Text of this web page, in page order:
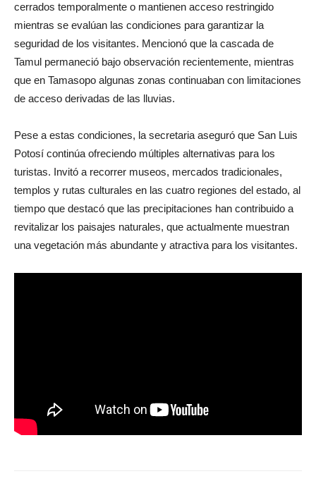
cerrados temporalmente o mantienen acceso restringido
mientras se evalúan las condiciones para garantizar la
seguridad de los visitantes. Mencionó que la cascada de
Tamul permaneció bajo observación recientemente, mientras
que en Tamasopo algunas zonas continuaban con limitaciones
de acceso derivadas de las lluvias.
Pese a estas condiciones, la secretaria aseguró que San Luis
Potosí continúa ofreciendo múltiples alternativas para los
turistas. Invitó a recorrer museos, mercados tradicionales,
templos y rutas culturales en las cuatro regiones del estado, al
tiempo que destacó que las precipitaciones han contribuido a
revitalizar los paisajes naturales, que actualmente muestran
una vegetación más abundante y atractiva para los visitantes.